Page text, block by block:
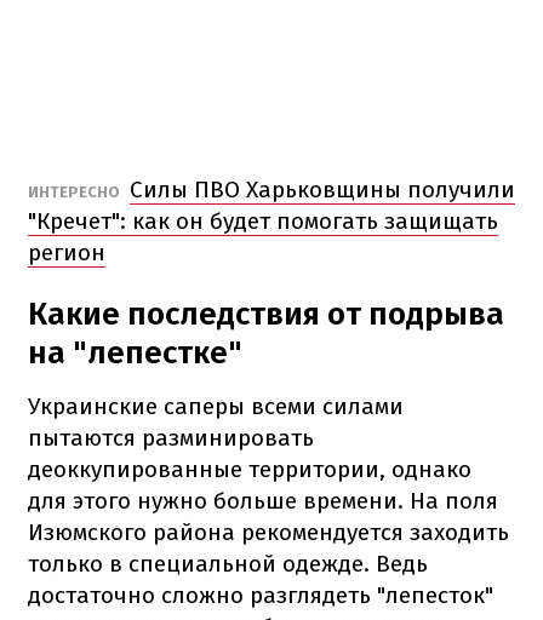
ИНТЕРЕСНО
Силы ПВО Харьковщины получили
"Кречет": как он будет помогать защищать
регион
Какие последствия от подрыва
на "лепестке"
Украинские саперы всеми силами
пытаются разминировать
деоккупированные территории, однако
для этого нужно больше времени. На поля
Изюмского района рекомендуется заходить
только в специальной одежде. Ведь
достаточно сложно разглядеть "лепесток"